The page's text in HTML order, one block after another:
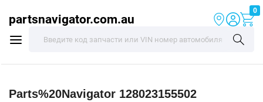
partsnavigator.com.au
0
Parts%20Navigator 128023155502